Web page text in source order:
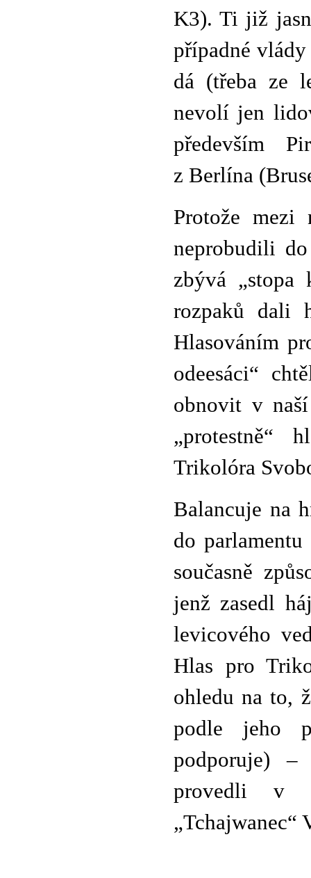
K3). Ti již
případné
dá (třeba ze
nevolí jen
především
z Berlína
Protože
neprobudili
zbývá „stopa
rozpaků dali
Hlasováním
odeesáci“
obnovit v
„protestně“
Trikolóra
Balancuje na
do
současně
jenž zasedl
levicového
Hlas pro
ohledu na to,
podle jeho
podporuje)
provedli v
„Tchajwanec“